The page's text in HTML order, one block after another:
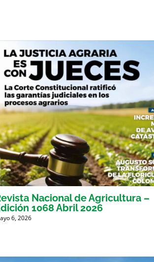
Nacional de Agricultura –
1068 Abril 2026
6, 2026